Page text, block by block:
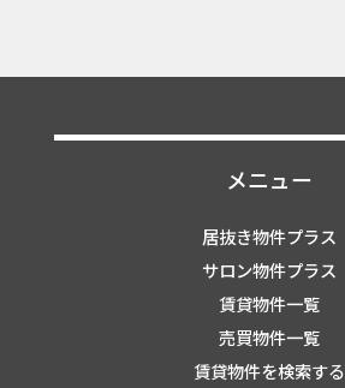
メニュー
居抜き物件プラス
サロン物件プラス
賃貸物件一覧
売買物件一覧
賃貸物件を検索する